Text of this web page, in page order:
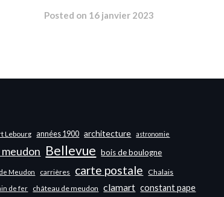
Posted on 16 janvier 2023
Lebourg années 1900 architecture astronomie
meudon Bellevue bois de boulogne
Meudon carrières carte postale Chalais
de fer château de meudon clamart constant pape